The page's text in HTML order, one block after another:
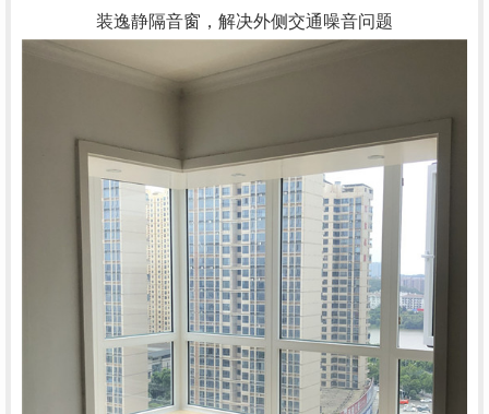
装逸静隔音窗，解决外侧交通噪音问题